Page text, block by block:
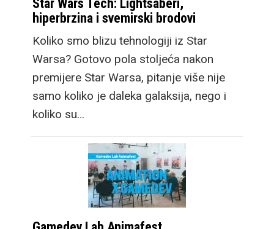
Star Wars Tech: Lightsaberi,
hiperbrzina i svemirski brodovi
Koliko smo blizu tehnologiji iz Star
Warsa? Gotovo pola stoljeća nakon
premijere Star Warsa, pitanje više nije
samo koliko je daleka galaksija, nego i
koliko su…